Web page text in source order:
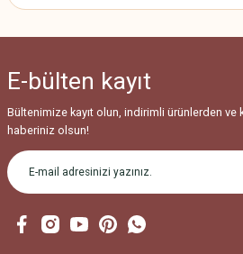
E-bülten kayıt
Bültenimize kayıt olun, indirimli ürünlerden ve
haberiniz olsun!